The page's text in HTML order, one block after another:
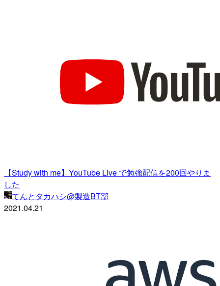
【Study with me】YouTube Live で勉強配信を200回やりま
した
てんとタカハシ@製造BT部
2021.04.21